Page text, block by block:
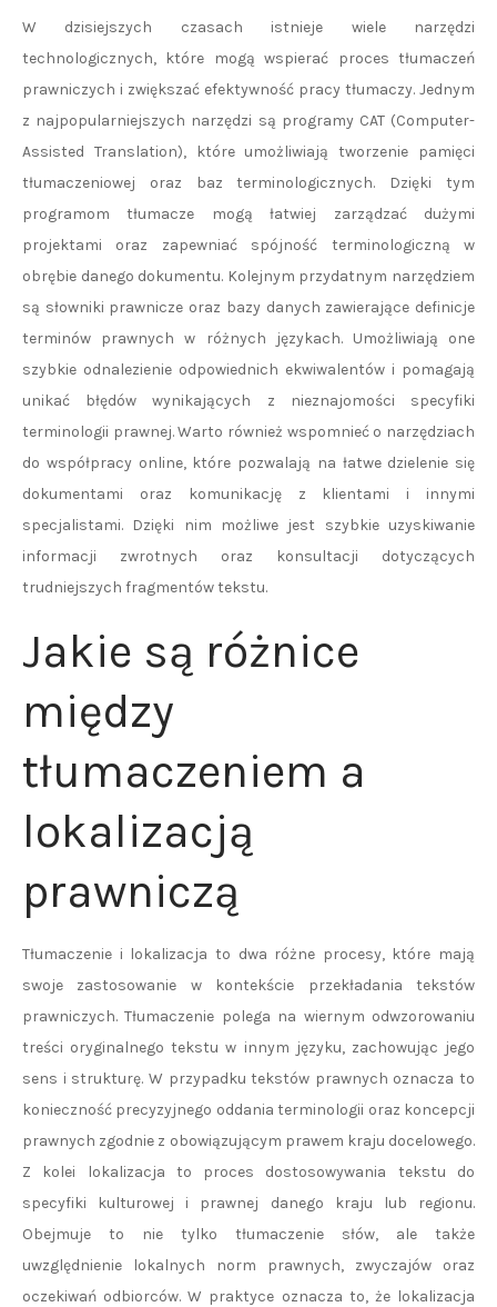
W dzisiejszych czasach istnieje wiele narzędzi
technologicznych, które mogą wspierać proces tłumaczeń
prawniczych i zwiększać efektywność pracy tłumaczy. Jednym
z najpopularniejszych narzędzi są programy CAT (Computer-
Assisted Translation), które umożliwiają tworzenie pamięci
tłumaczeniowej oraz baz terminologicznych. Dzięki tym
programom tłumacze mogą łatwiej zarządzać dużymi
projektami oraz zapewniać spójność terminologiczną w
obrębie danego dokumentu. Kolejnym przydatnym narzędziem
są słowniki prawnicze oraz bazy danych zawierające definicje
terminów prawnych w różnych językach. Umożliwiają one
szybkie odnalezienie odpowiednich ekwiwalentów i pomagają
unikać błędów wynikających z nieznajomości specyfiki
terminologii prawnej. Warto również wspomnieć o narzędziach
do współpracy online, które pozwalają na łatwe dzielenie się
dokumentami oraz komunikację z klientami i innymi
specjalistami. Dzięki nim możliwe jest szybkie uzyskiwanie
informacji zwrotnych oraz konsultacji dotyczących
trudniejszych fragmentów tekstu.
Jakie są różnice
między
tłumaczeniem a
lokalizacją
prawniczą
Tłumaczenie i lokalizacja to dwa różne procesy, które mają
swoje zastosowanie w kontekście przekładania tekstów
prawniczych. Tłumaczenie polega na wiernym odwzorowaniu
treści oryginalnego tekstu w innym języku, zachowując jego
sens i strukturę. W przypadku tekstów prawnych oznacza to
konieczność precyzyjnego oddania terminologii oraz koncepcji
prawnych zgodnie z obowiązującym prawem kraju docelowego.
Z kolei lokalizacja to proces dostosowywania tekstu do
specyfiki kulturowej i prawnej danego kraju lub regionu.
Obejmuje to nie tylko tłumaczenie słów, ale także
uwzględnienie lokalnych norm prawnych, zwyczajów oraz
oczekiwań odbiorców. W praktyce oznacza to, że lokalizacja